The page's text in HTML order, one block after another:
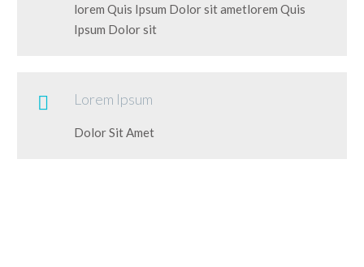
lorem Quis Ipsum Dolor sit ametlorem Quis
Ipsum Dolor sit
 Lorem Ipsum
Dolor Sit Amet